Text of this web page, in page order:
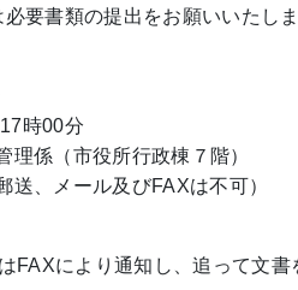
要書類の提出をお願いいたしま
時00分
係（市役所行政棟７階）
、メール及びFAXは不可）
により通知し、追って文書